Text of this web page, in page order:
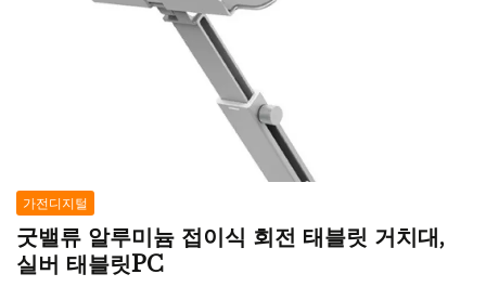
가전디지털
굿밸류 알루미늄 접이식 회전 태블릿 거치대,
실버 태블릿PC